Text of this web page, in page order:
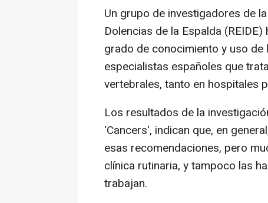
Un grupo de investigadores de
Dolencias de la Espalda
grado de conocimiento y uso
especialistas españoles que
vertebrales, tanto en hospitales
Los resultados de la
'Cancers', indican que, en
esas recomendaciones, pero
clínica rutinaria, y tampoco las
trabajan.